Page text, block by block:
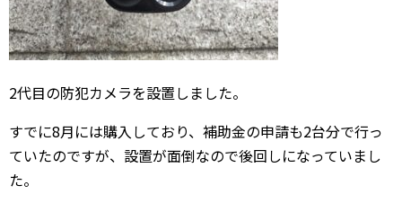
2代目の防犯カメラを設置しました。
すでに8月には購入しており、補助金の申請も2台分で行っ
ていたのですが、設置が面倒なので後回しになっていまし
た。